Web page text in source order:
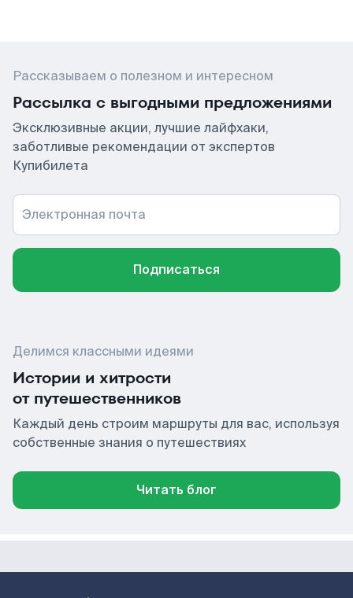
Рассказываем о полезном и интересном
Рассылка с выгодными предложениями
Эксклюзивные акции, лучшие лайфхаки,
заботливые рекомендации от экспертов
Купибилета
Электронная почта
Подписаться
Делимся классными идеями
Истории и хитрости
от путешественников
Каждый день строим маршруты для вас, используя
собственные знания о путешествиях
Читать блог